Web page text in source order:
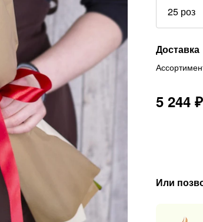
25 роз
Доставка
5 244 ₽
Или